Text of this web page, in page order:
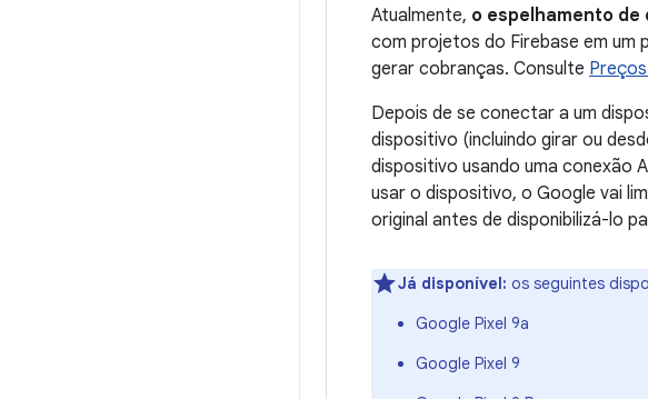
Atualmente, o espelhamento
com projetos do Firebase em um
gerar cobranças. Consulte
Depois de se conectar a um
dispositivo (incluindo girar ou
dispositivo usando uma conexão
usar o dispositivo, o Google vai
original antes de disponibilizá-lo
Já disponível: os seguintes
Google Pixel 9a
Google Pixel 9